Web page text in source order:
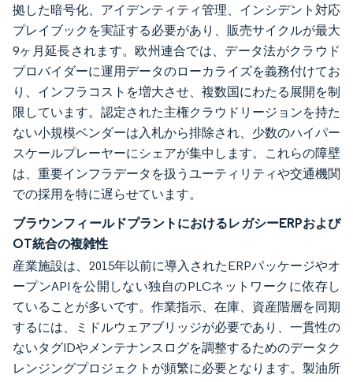
拠した暗号化、アイデンティティ管理、インシデント対応
プレイブックを実証する必要があり、販売サイクルが最大
9ヶ月延長されます。欧州連合では、データ法がクラウド
プロバイダーに運用データのローカライズを義務付けてお
り、インフラコストを増大させ、複数国にわたる展開を制
限しています。認定された主権クラウドリージョンを持た
ない小規模ベンダーは入札から排除され、少数のハイパー
スケールプレーヤーにシェアが集中します。これらの障壁
は、重要インフラデータを扱うユーティリティや交通機関
での採用を特に遅らせています。
ブラウンフィールドプラントにおけるレガシーERPおよび
OT統合の複雑性
産業施設は、2015年以前に導入されたERPパッケージやオ
ープンAPIを公開しない独自のPLCネットワークに依存し
ていることが多いです。作業指示、在庫、資産階層を同期
するには、ミドルウェアブリッジが必要であり、一貫性の
ないタグIDやメンテナンスログを調整するためのデータク
レンジングプロジェクトが頻繁に必要となります。製油所